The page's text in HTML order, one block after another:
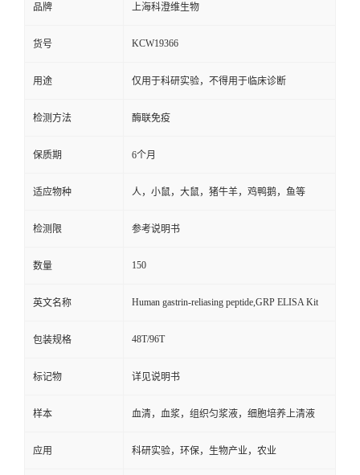
品牌 上海科澄维生物
货号 KCW19366
用途 仅用于科研实验，不得用于临床诊断
检测方法 酶联免疫
保质期 6个月
适应物种 人，小鼠，大鼠，猪牛羊，鸡鸭鹅，鱼等
检测限 参考说明书
数量 150
英文名称 Human gastrin-reliasing peptide,GRP ELISA Kit
包装规格 48T/96T
标记物 详见说明书
样本 血清，血浆，组织匀浆液，细胞培养上清液
应用 科研实验，环保，生物产业，农业